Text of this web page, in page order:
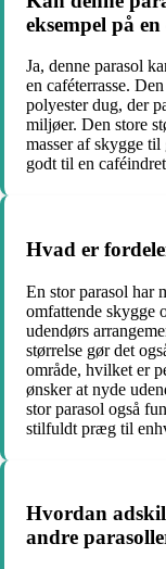
eksempel på en
Ja, denne parasol
en caféterrasse.
polyester dug, der
miljøer. Den store
masser af skygge til
godt til en
Hvad er
En stor parasol har
omfattende skygge
udendørs
størrelse gør det
område, hvilket er
ønsker at nyde
stor parasol også
stilfuldt præg til
Hvordan
andre